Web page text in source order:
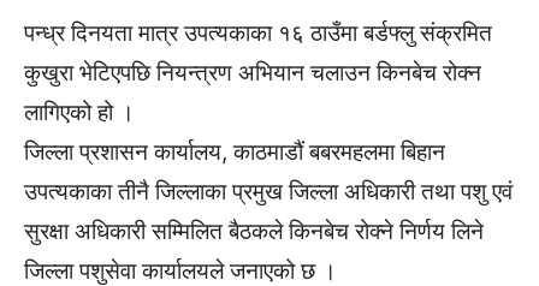
पन्ध्र दिनयता मात्र उपत्यकाका १६ ठाउँमा बर्डफ्लु संक्रमित
कुखुरा भेटिएपछि नियन्त्रण अभियान चलाउन किनबेच रोक्न
लागिएको हो ।
जिल्ला प्रशासन कार्यालय, काठमाडौं बबरमहलमा बिहान
उपत्यकाका तीनै जिल्लाका प्रमुख जिल्ला अधिकारी तथा पशु एवं
सुरक्षा अधिकारी सम्मिलित बैठकले किनबेच रोक्ने निर्णय लिने
जिल्ला पशुसेवा कार्यालयले जनाएको छ ।